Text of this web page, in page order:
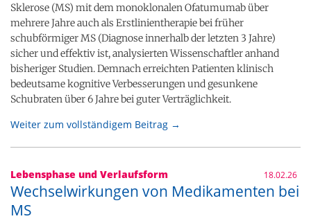
Sklerose (MS) mit dem monoklonalen Ofatumumab über
mehrere Jahre auch als Erstlinientherapie bei früher
schubförmiger MS (Diagnose innerhalb der letzten 3 Jahre)
sicher und effektiv ist, analysierten Wissenschaftler anhand
bisheriger Studien. Demnach erreichten Patienten klinisch
bedeutsame kognitive Verbesserungen und gesunkene
Schubraten über 6 Jahre bei guter Verträglichkeit.
Weiter zum vollständigem Beitrag →
Lebensphase und Verlaufsform 18.02.26
Wechselwirkungen von Medikamenten bei
MS